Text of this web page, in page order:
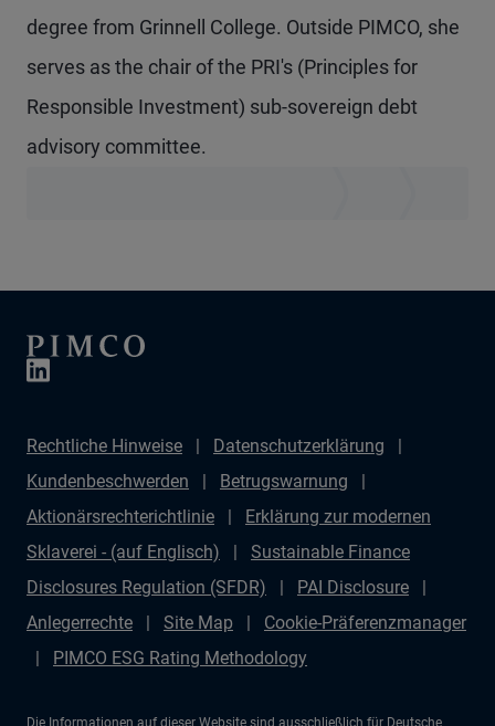
degree from Grinnell College. Outside PIMCO, she
serves as the chair of the PRI's (Principles for
Responsible Investment) sub-sovereign debt
advisory committee.
Rechtliche Hinweise
Datenschutzerklärung
Kundenbeschwerden
Betrugswarnung
Aktionärsrechterichtlinie
Erklärung zur modernen
Sklaverei - (auf Englisch)
Sustainable Finance
Disclosures Regulation (SFDR)
PAI Disclosure
Anlegerrechte
Site Map
Cookie-Präferenzmanager
PIMCO ESG Rating Methodology
Die Informationen auf dieser Website sind ausschließlich für Deutsche